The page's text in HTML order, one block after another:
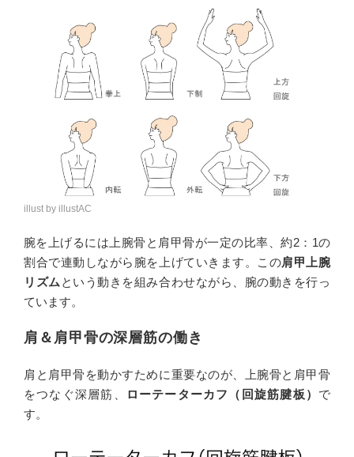
illust by illustAC
腕を上げるには上腕骨と肩甲骨が一定の比率、約2：1の
割合で連動しながら腕を上げていきます。この肩甲上腕
リズム という動きを組み合わせながら、腕の動きを行っ
ています。
肩＆肩甲骨の深層筋の働き
肩と肩甲骨を動かすために重要なのが、上腕骨と肩甲骨
をつなぐ深層筋、
ローテーターカフ（回旋筋腱板） で
す。